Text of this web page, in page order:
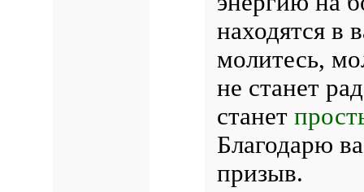
находятся в
молитесь,
не станет
станет
Благодарю
призыв.